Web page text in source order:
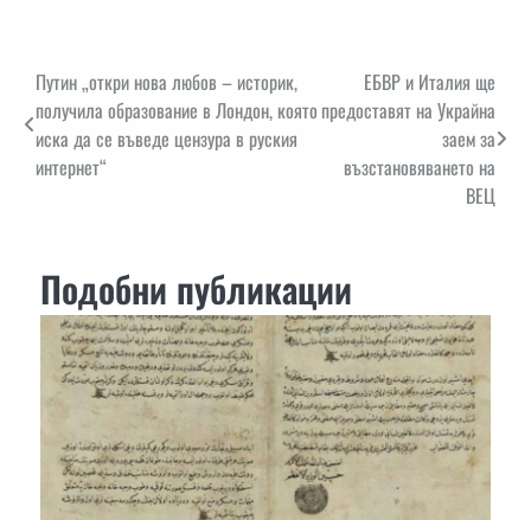
Навигация
Путин „откри нова любов – историк,
получила образование в Лондон, която
иска да се въведе цензура в руския
интернет“
ЕБВР и Италия ще
предоставят на Украйна
заем за
възстановяването на
ВЕЦ
Подобни публикации